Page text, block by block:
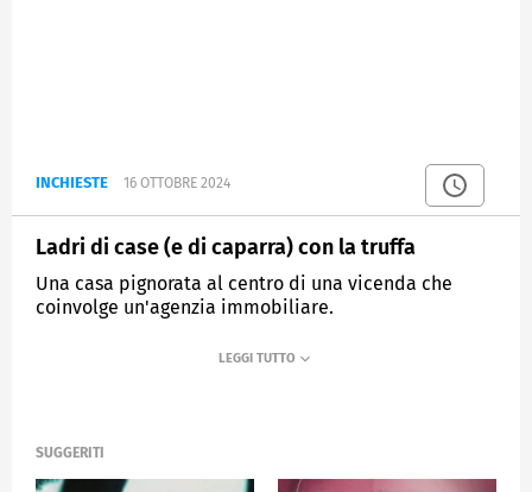
INCHIESTE 16 OTTOBRE 2024
Ladri di case (e di caparra) con la truffa
Una casa pignorata al centro di una vicenda che
coinvolge un'agenzia immobiliare.
FUORI DAL CORO
SUGGERITI